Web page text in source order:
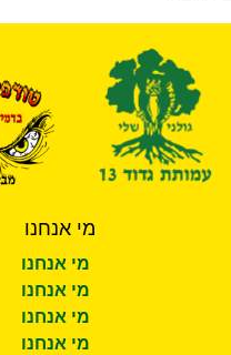
מי אנחנו
מי אנחנו
מי אנחנו
מי אנחנו
מי אנחנו